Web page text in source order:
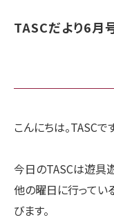
TASCだより6月
こんにちは。TASCで
今日のTASCは遊具
他の曜日に行ってい
びます。